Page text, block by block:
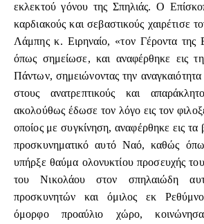
εκλεκτού γόνου της Σπηλιάς. Ο
καρδιακούς και σεβαστικούς χαιρέτισε
Λάμπης κ. Ειρηναίο, «τον Γέροντα της
όπως σημείωσε, και αναφέρθηκε εις
Πάντων, σημειώνοντας την
στους ανατρεπτικούς και
ακολούθως έδωσε τον λόγο εις τον
οποίος με συγκίνηση, αναφέρθηκε εις
προσκυνηματικό αυτό Ναό, καθώς
υπήρξε θαύμα ολονυκτίου προσευχής
του Νικολάου στον σπηλαιώδη
προσκυνητών και όμιλος εκ
όμορφο προαύλιο χώρο,